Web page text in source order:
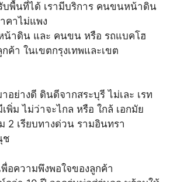
บพื้นที่ได้ เรามีบริการ คนขนหน้าดิน
คาไม่แพง
น้าดิน และ คนขน หรือ รถแบคโฮ
ค้า ในเขตกรุงเทพและเขต
อย่างดี ดินดีจากสระบุรี ไม่เละ เรท
พิ่ม ไม่ว่าจะไกล หรือ ใกล้ เอกมัย
2 เรียบทางด่วน รามอินทรา
ช
อความพึงพอใจของลูกค้า